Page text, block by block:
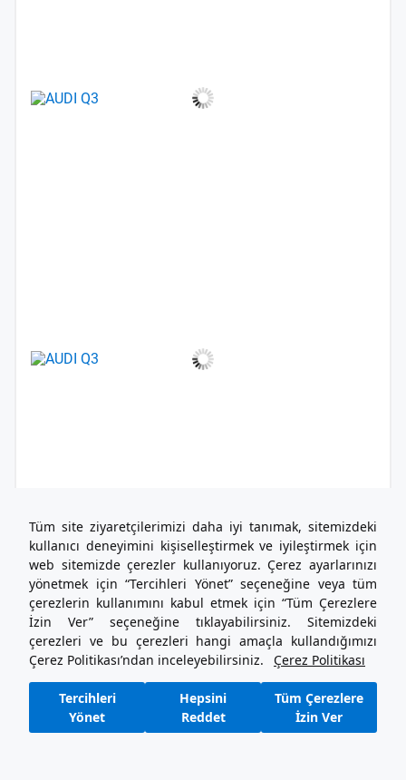
Tüm site ziyaretçilerimizi daha iyi tanımak, sitemizdeki
kullanıcı deneyimini kişiselleştirmek ve iyileştirmek için
web sitemizde çerezler kullanıyoruz. Çerez ayarlarınızı
yönetmek için “Tercihleri Yönet” seçeneğine veya tüm
çerezlerin kullanımını kabul etmek için “Tüm Çerezlere
İzin Ver” seçeneğine tıklayabilirsiniz. Sitemizdeki
çerezleri ve bu çerezleri hangi amaçla kullandığımızı
Çerez Politikası’ndan inceleyebilirsiniz.
Çerez Politikası
Tercihleri
Yönet
Hepsini
Reddet
Tüm Çerezlere
İzin Ver